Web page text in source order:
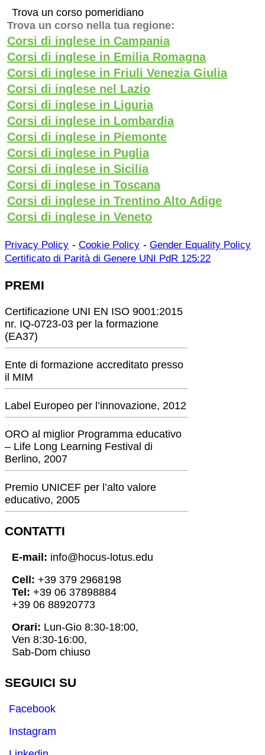
Trova un corso pomeridiano
Trova un corso nella tua regione:
Corsi di inglese in Campania
Corsi di inglese in Emilia Romagna
Corsi di inglese in Friuli Venezia Giulia
Corsi di inglese nel Lazio
Corsi di inglese in Liguria
Corsi di inglese in Lombardia
Corsi di inglese in Piemonte
Corsi di inglese in Puglia
Corsi di inglese in Sicilia
Corsi di inglese in Toscana
Corsi di inglese in Trentino Alto Adige
Corsi di inglese in Veneto
Privacy Policy - Cookie Policy - Gender Equality Policy
Certificato di Parità di Genere UNI PdR 125:22
PREMI
Certificazione UNI EN ISO 9001:2015
nr. IQ-0723-03 per la formazione
(EA37)
Ente di formazione accreditato presso
il MIM
Label Europeo per l’innovazione, 2012
ORO al miglior Programma educativo
– Life Long Learning Festival di
Berlino, 2007
Premio UNICEF per l’alto valore
educativo, 2005
CONTATTI
E-mail: info@hocus-lotus.edu
Cell: +39 379 2968198
Tel: +39 06 37898884
+39 06 88920773
Orari: Lun-Gio 8:30-18:00,
Ven 8:30-16:00,
Sab-Dom chiuso
SEGUICI SU
Facebook
Instagram